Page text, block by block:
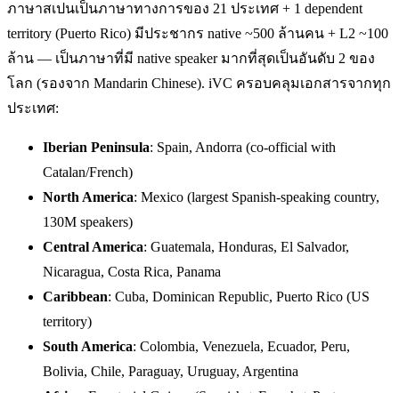
ภาษาสเปนเป็นภาษาทางการของ 21 ประเทศ + 1 dependent
territory (Puerto Rico) มีประชากร native ~500 ล้านคน + L2 ~100
ล้าน — เป็นภาษาที่มี native speaker มากที่สุดเป็นอันดับ 2 ของ
โลก (รองจาก Mandarin Chinese). iVC ครอบคลุมเอกสารจากทุก
ประเทศ:
Iberian Peninsula: Spain, Andorra (co-official with
Catalan/French)
North America: Mexico (largest Spanish-speaking country,
130M speakers)
Central America: Guatemala, Honduras, El Salvador,
Nicaragua, Costa Rica, Panama
Caribbean: Cuba, Dominican Republic, Puerto Rico (US
territory)
South America: Colombia, Venezuela, Ecuador, Peru,
Bolivia, Chile, Paraguay, Uruguay, Argentina